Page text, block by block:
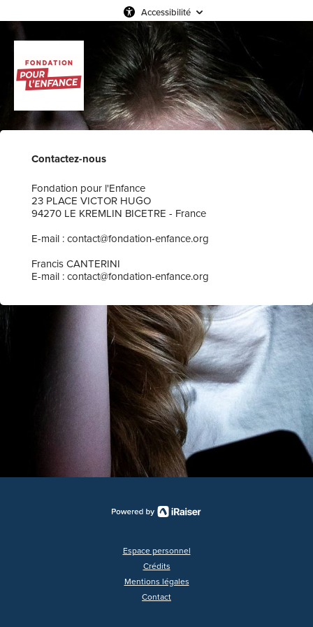
Accessibilité
Contactez-nous
Fondation pour l'Enfance
23 PLACE VICTOR HUGO
94270 LE KREMLIN BICETRE - France
E-mail : contact@fondation-enfance.org
Francis CANTERINI
E-mail : contact@fondation-enfance.org
Espace personnel
Crédits
Mentions légales
Contact